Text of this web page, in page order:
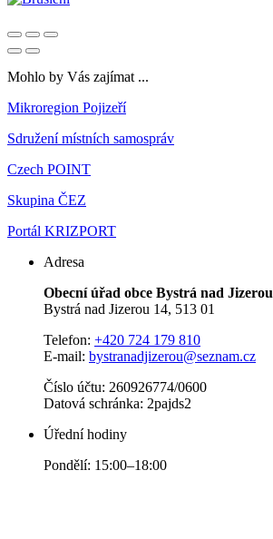
Mohlo by Vás zajímat ...
Mikroregion Pojizeří
Sdružení místních samospráv
Czech POINT
Skupina ČEZ
Portál KRIZPORT
Adresa
Obecní úřad obce Bystrá nad Jizerou
Bystrá nad Jizerou 14, 513 01
Telefon: +420 724 179 810
E-mail: bystranadjizerou@seznam.cz
Číslo účtu: 260926774/0600
Datová schránka: 2pajds2
Úřední hodiny
Pondělí: 15:00–18:00